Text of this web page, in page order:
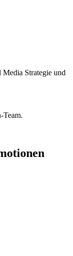
Strategie und
Team.